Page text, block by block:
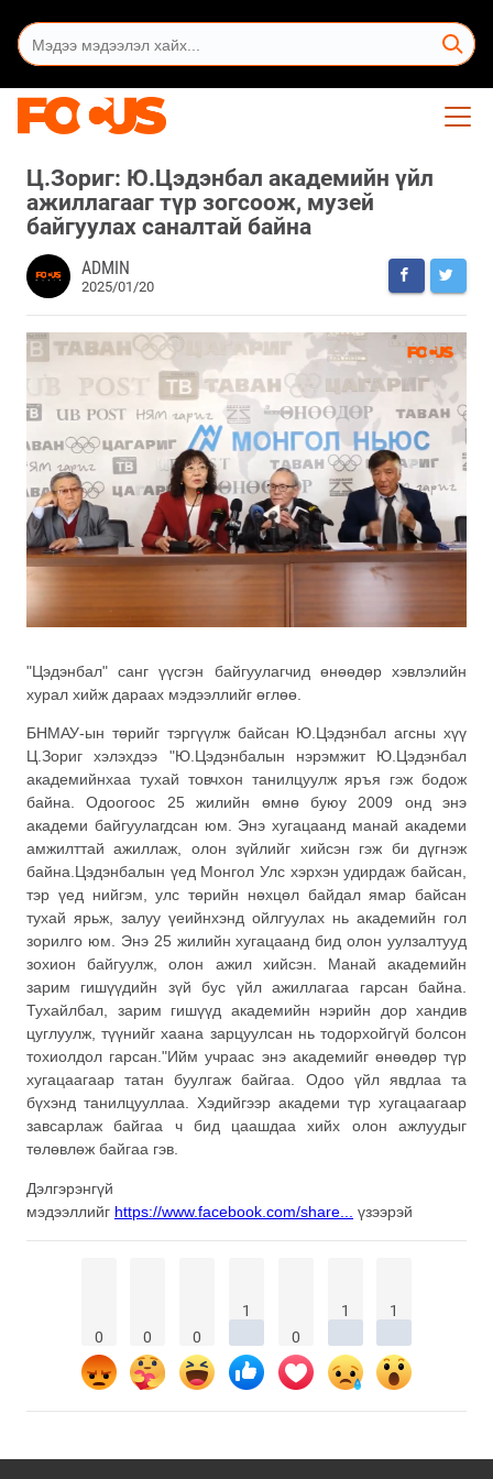
Ц.Зориг: Ю.Цэдэнбал академийн үйл
ажиллагааг түр зогсоож, музей
байгуулах саналтай байна
ADMIN
2025/01/20
"Цэдэнбал" санг үүсгэн байгуулагчид өнөөдөр хэвлэлийн
хурал хийж дараах мэдээллийг өглөө.
БНМАУ-ын төрийг тэргүүлж байсан Ю.Цэдэнбал агсны хүү
Ц.Зориг хэлэхдээ "Ю.Цэдэнбалын нэрэмжит Ю.Цэдэнбал
академийнхаа тухай товчхон танилцуулж яръя гэж бодож
байна. Одоогоос 25 жилийн өмнө буюу 2009 онд энэ
академи байгуулагдсан юм. Энэ хугацаанд манай академи
амжилттай ажиллаж, олон зүйлийг хийсэн гэж би дүгнэж
байна.Цэдэнбалын үед Монгол Улс хэрхэн удирдаж байсан,
тэр үед нийгэм, улс төрийн нөхцөл байдал ямар байсан
тухай ярьж, залуу үеийнхэнд ойлгуулах нь академийн гол
зорилго юм. Энэ 25 жилийн хугацаанд бид олон уулзалтууд
зохион байгуулж, олон ажил хийсэн. Манай академийн
зарим гишүүдийн зүй бус үйл ажиллагаа гарсан байна.
Тухайлбал, зарим гишүүд академийн нэрийн дор хандив
цуглуулж, түүнийг хаана зарцуулсан нь тодорхойгүй болсон
тохиолдол гарсан."Ийм учраас энэ академийг өнөөдөр түр
хугацаагаар татан буулгаж байгаа. Одоо үйл явдлаа та
бүхэнд танилцууллаа. Хэдийгээр академи түр хугацаагаар
завсарлаж байгаа ч бид цаашдаа хийх олон ажлуудыг
төлөвлөж байгаа гэв.
Дэлгэрэнгүй
мэдээллийг https://www.facebook.com/share... үзээрэй
0 0 0
1
0
1 1